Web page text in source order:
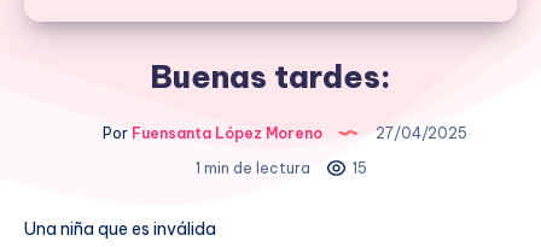
Buenas tardes:
PorFuensanta López Moreno
27/04/2025
1 min de lectura
15
Una niña que es inválida